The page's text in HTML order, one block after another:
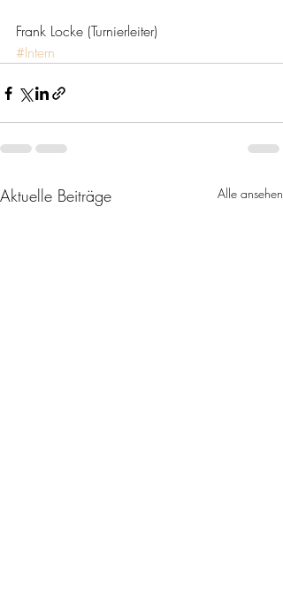
Frank Locke (Turnierleiter)
#Intern
Aktuelle Beiträge Alle ansehen